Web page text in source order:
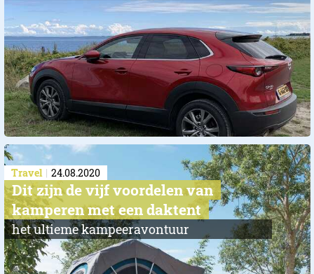
Travel 24.08.2020
Dit zijn de vijf voordelen van
kamperen met een daktent
het ultieme kampeeravontuur